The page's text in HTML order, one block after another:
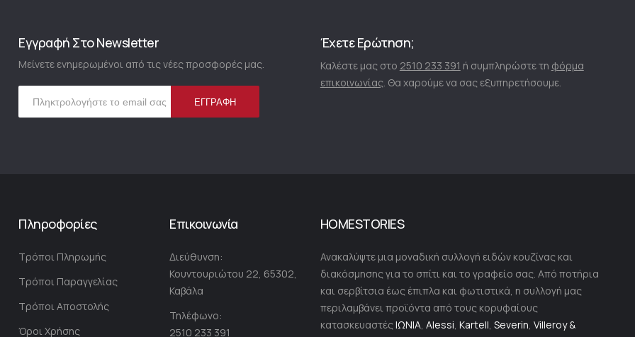
Εγγραφή Στο Newsletter
Μείνετε ενημερωμένοι από τις νέες προσφορές μας.
τ
Ε
ν
μ
ε
ΕΓΓΡΑΦΉ
Έχετε Ερώτηση;
Καλέστε μας στο 2510 233 391 ή συμπληρώστε τη φόρμα
επικοινωνίας. Θα χαρούμε να σας εξυπηρετήσουμε.
Πληροφορίες
Τρόποι Πληρωμής
Τρόποι Παραγγελίας
Τρόποι Αποστολής
Όροι Χρήσης
Επικοινωνία
Διεύθυνση:
Κουντουριώτου 22, 65302,
Καβάλα
Τηλέφωνο:
2510 233 391
HOMESTORIES
Ανακαλύψτε μια μοναδική συλλογή ειδών κουζίνας και
διακόσμησης για το σπίτι και το γραφείο σας. Από ποτήρια
και σερβίτσια έως έπιπλα και φωτιστικά, η συλλογή μας
περιλαμβάνει προϊόντα από τους κορυφαίους
κατασκευαστέςΙΩΝΙΑ, Alessi, Kartell, Severin, Villeroy &